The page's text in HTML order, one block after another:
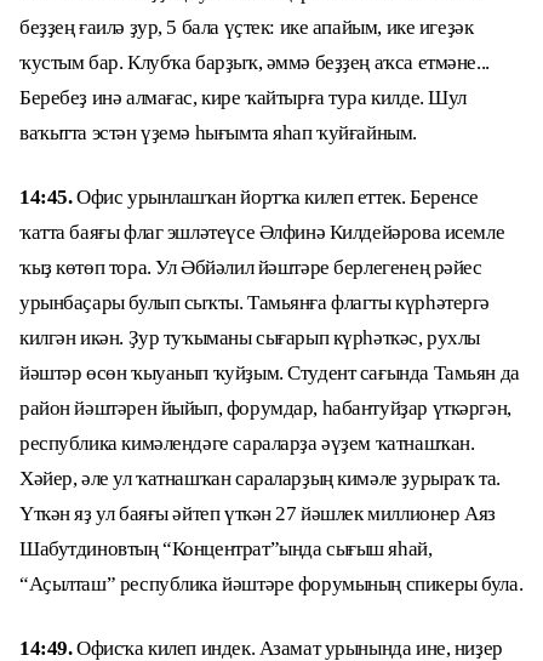
беҙҙең ғаилә ҙур, 5 бала үҫтек: ике апайым, ике игеҙәк
ҡустым бар. Клубҡа барҙыҡ, әммә беҙҙең аҡса етмәне...
Беребеҙ инә алмағас, кире ҡайтырға тура килде. Шул
ваҡытта эстән үҙемә һығымта яһап ҡуйғайным.
14:45.Офис урынлашҡан йортҡа килеп еттек. Беренсе
ҡатта баяғы флаг эшләтеүсе Әлфинә Килдейәрова исемле
ҡыҙ көтөп тора. Ул Әбйәлил йәштәре берлегенең рәйес
урынбаҫары булып сыҡты. Тамьянға флагты күрһәтергә
килгән икән. Ҙур туҡыманы сығарып күрһәткәс, рухлы
йәштәр өсөн ҡыуанып ҡуйҙым. Студент сағында Тамьян да
район йәштәрен йыйып, форумдар, һабантуйҙар үткәргән,
республика кимәлендәге сараларҙа әүҙем ҡатнашҡан.
Хәйер, әле ул ҡатнашҡан сараларҙың кимәле ҙурыраҡ та.
Үткән яҙ ул баяғы әйтеп үткән 27 йәшлек миллионер Аяз
Шабутдиновтың “Концентрат”ында сығыш яһай,
“Аҫылташ” республика йәштәре форумының спикеры була.
14:49.Офисҡа килеп индек. Азамат урынында ине, ниҙер